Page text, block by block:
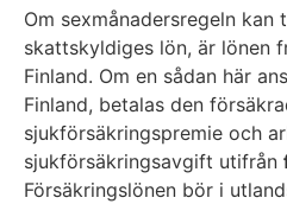
Om sexmånadersregeln kan
skattskyldiges lön, är lönen
Finland. Om en sådan här
Finland, betalas den
sjukförsäkringspremie och
sjukförsäkringsavgift utifrån
Försäkringslönen bör i